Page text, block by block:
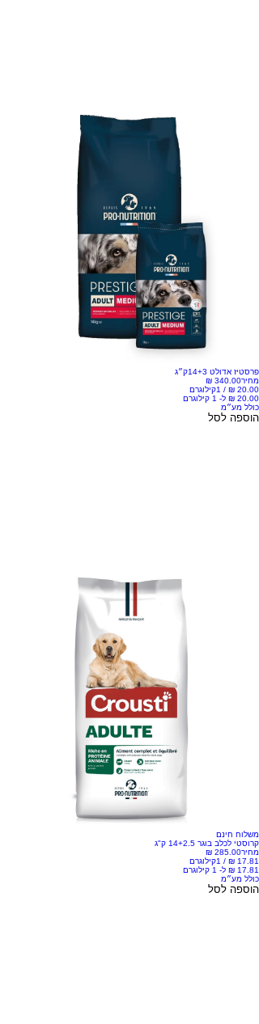
פרסטיז אדולט 14+3ק״ג
מחיר
/ 1קילוגרם
כולל מע״מ
הוספה לסל
משלוח חינם
קרוסטי לכלב בוגר 14+2.5 ק"ג
מחיר
/ 1קילוגרם
כולל מע״מ
הוספה לסל